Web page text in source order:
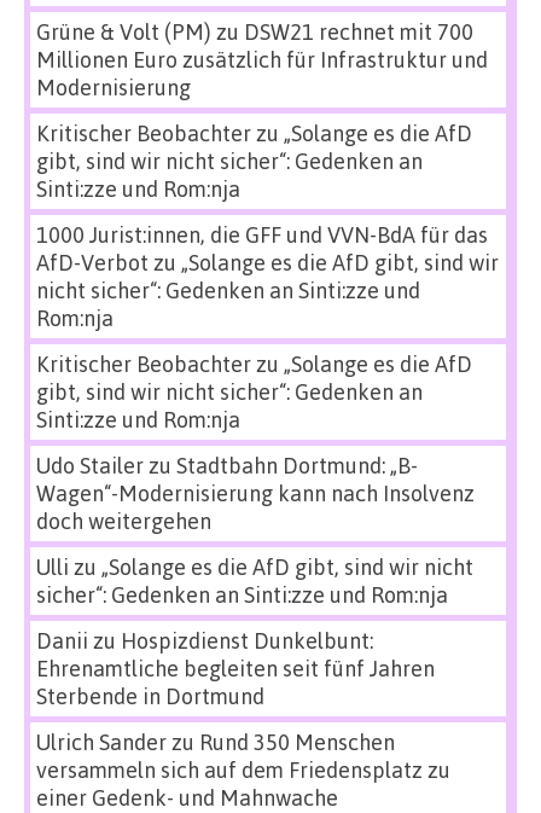
Grüne & Volt (PM) zu DSW21 rechnet mit 700
Millionen Euro zusätzlich für Infrastruktur und
Modernisierung
Kritischer Beobachterzu „Solange es die AfD
gibt, sind wir nicht sicher“: Gedenken an
Sinti:zze und Rom:nja
1000 Jurist:innen, die GFF und VVN-BdA für das
AfD-Verbot zu „Solange es die AfD gibt, sind wir
nicht sicher“: Gedenken an Sinti:zze und
Rom:nja
Kritischer Beobachterzu „Solange es die AfD
gibt, sind wir nicht sicher“: Gedenken an
Sinti:zze und Rom:nja
Udo Stailerzu Stadtbahn Dortmund: „B-
Wagen“-Modernisierung kann nach Insolvenz
doch weitergehen
Ulli zu „Solange es die AfD gibt, sind wir nicht
sicher“: Gedenken an Sinti:zze und Rom:nja
Danii zu Hospizdienst Dunkelbunt:
Ehrenamtliche begleiten seit fünf Jahren
Sterbende in Dortmund
Ulrich Sanderzu Rund 350 Menschen
versammeln sich auf dem Friedensplatz zu
einer Gedenk- und Mahnwache